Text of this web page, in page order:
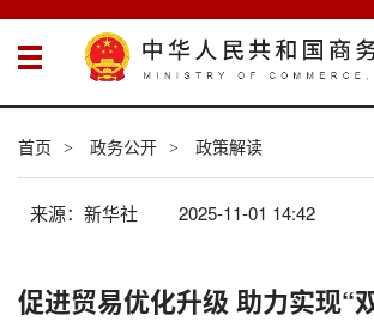
首页 > 政务公开 > 政策解读
来源：新华社 2025-11-01 14:42
促进贸易优化升级 助力实现“